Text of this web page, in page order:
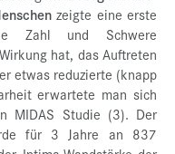
zeigte eine erste
Zahl und Schwere
hat, das Auftreten
etwas reduzierte (knapp
erwartete man sich
MIDAS Studie (3). Der
für 3 Jahre an 837